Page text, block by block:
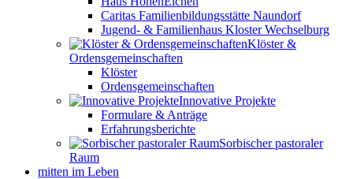
Caritas Familienbildungsstätte Naundorf
Jugend- & Familienhaus Kloster Wechselburg
Klöster &
Ordensgemeinschaften
Klöster
Ordensgemeinschaften
Innovative Projekte
Formulare & Anträge
Erfahrungsberichte
Sorbischer pastoraler
Raum
mitten im Leben